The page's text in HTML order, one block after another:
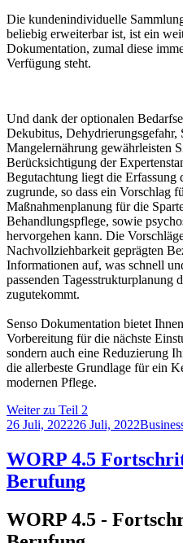
Die kundenindividuelle
beliebig erweiterbar ist, ist ein
Dokumentation, zumal diese
Verfügung steht.
Und dank der optionalen
Dekubitus, Dehydrierungsgefahr,
Mangelernährung gewährleisten
Berücksichtigung der
Begutachtung liegt die Erfassung
zugrunde, so dass ein Vorschlag
Maßnahmenplanung für die
Behandlungspflege, sowie
hervorgehen kann. Die
Nachvollziehbarkeit geprägten
Informationen auf, was schnell
passenden Tagesstrukturplanung
Senso Dokumentation bietet
Vorbereitung für die nächste
sondern auch eine Reduzierung
die allerbeste Grundlage für ein
modernen Pflege.
Weiter zu Teil 2
26 Juli, 202226 Juli, 2022
WORP 4.5
Berufung
WORP 4.5 -